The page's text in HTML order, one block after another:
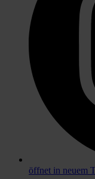
öffnet in neuem